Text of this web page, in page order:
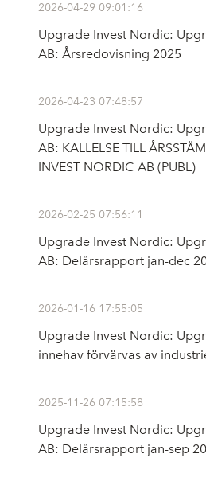
2026-04-29 09:01:16
Upgrade Invest Nordic:
AB: Årsredovisning 2025
2026-04-23 07:48:57
Upgrade Invest Nordic:
AB: KALLELSE TILL
INVEST NORDIC AB (PUBL)
2026-02-25 07:56:11
Upgrade Invest Nordic:
AB: Delårsrapport jan-dec
2026-01-16 17:55:05
Upgrade Invest Nordic:
innehav förvärvas av
2025-11-26 07:15:58
Upgrade Invest Nordic:
AB: Delårsrapport jan-sep